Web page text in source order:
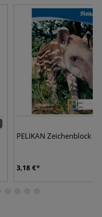
PELIKAN Zeichenblock
3,18 €